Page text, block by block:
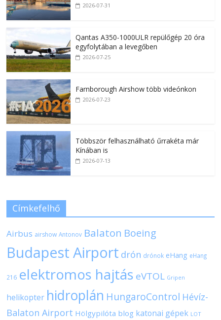
2026-07-31
Qantas A350-1000ULR repülőgép 20 óra
egyfolytában a levegőben
2026-07-25
Farnborough Airshow több videónkon
2026-07-23
Többször felhasználható űrrakéta már
Kínában is
2026-07-13
Címkefelhő
Airbus airshow Antonov Balaton Boeing
Budapest Airport drón drónok eHang eHang
216 elektromos hajtás eVTOL Gripen
helikopter hidroplán HungaroControl Hévíz-
Balaton Airport Hölgypilóta blog katonai gépek LOT